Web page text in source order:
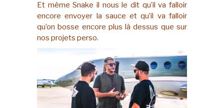
Et même Snake il nous le dit qu’il va falloir
encore envoyer la sauce et qu’il va falloir
qu’on bosse encore plus là dessus que sur
nos projets perso.